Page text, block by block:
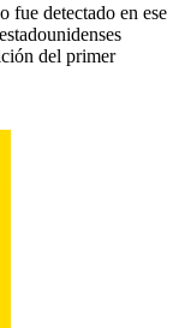
fue detectado en ese
del primer